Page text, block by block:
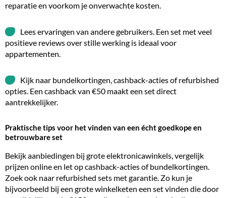
reparatie en voorkom je onverwachte kosten.
Lees ervaringen van andere gebruikers. Een set met veel
positieve reviews over stille werking is ideaal voor
appartementen.
Kijk naar bundelkortingen, cashback-acties of refurbished
opties. Een cashback van €50 maakt een set direct
aantrekkelijker.
Praktische tips voor het vinden van een écht goedkope en
betrouwbare set
Bekijkaanbiedingen bij grote elektronicawinkels, vergelijk
prijzen online en let op cashback-acties of bundelkortingen.
Zoek ook naar refurbished sets met garantie. Zo kun je
bijvoorbeeld bij een grote winkelketen een set vinden die door